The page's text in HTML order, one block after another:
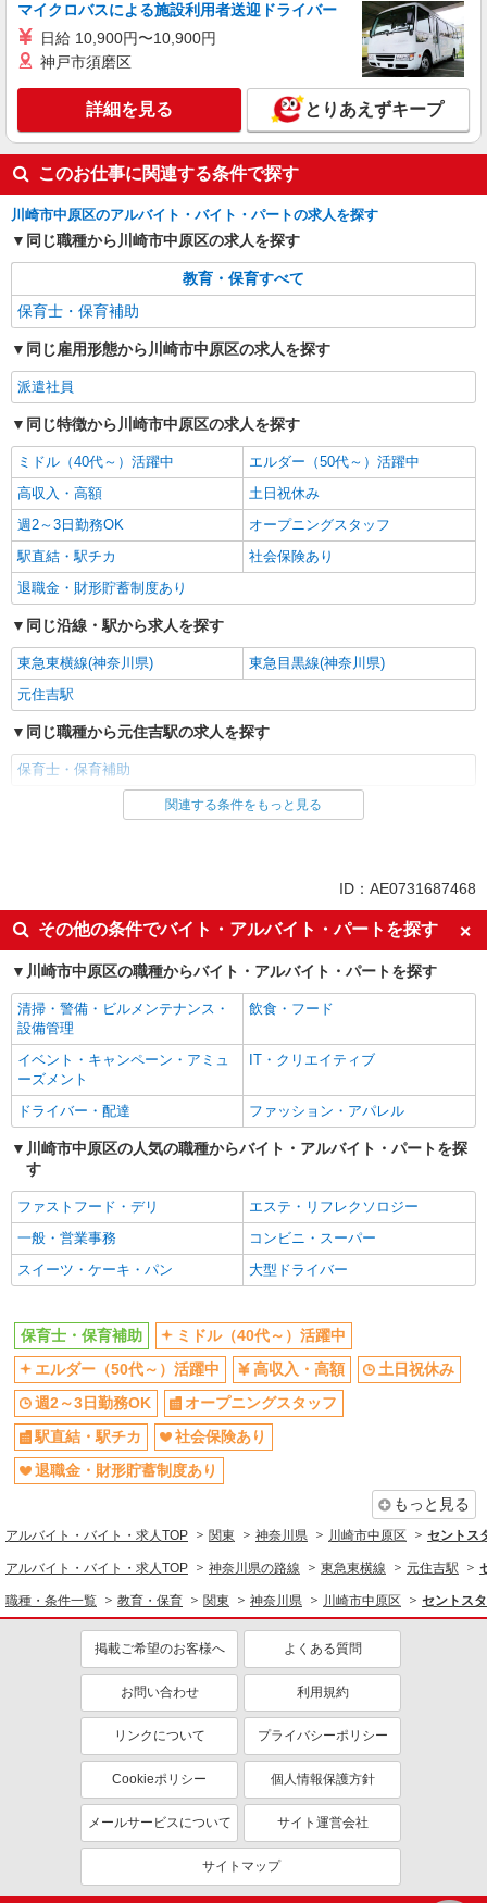
アルバイト パート
株式会社アスカ 横浜支店（jb602335）
時給 1,250円 〜 1,300円 ※給与幅は経験・能
力により考慮 交通費あり／全額支給 有資格の方：
■しらかし保育園（私立認可保育園） 神奈川県
川崎市中原区上丸子山王町11454
派遣社員
株式会社アスカ 横浜支店（jb374983）
企業内保育園・企業主導型の保育士
時給 1,600円 〜 1,650円 ※給与幅は経験・能
力により考慮 交通費あり／全額支給 ※交通費によ
■ブルーベル元住吉保育園（企業内保育園・企
－１７
マイクロバスによる施設利用者送迎ドライバー
日給 10,900円〜10,900円
神戸市須磨区
詳細を見る とりあえずキープ
このお仕事に関連する条件で探す
川崎市中原区のアルバイト・バイト・パートの求人を探す
同じ職種から川崎市中原区の求人を探す
教育・保育すべて
保育士・保育補助
同じ雇用形態から川崎市中原区の求人を探す
派遣社員
同じ特徴から川崎市中原区の求人を探す
ミドル（40代～）活躍中
エルダー（50代～）活躍中
高収入・高額
土日祝休み
週2～3日勤務OK
オープニングスタッフ
駅直結・駅チカ
社会保険あり
退職金・財形貯蓄制度あり
同じ沿線・駅から求人を探す
東急東横線(神奈川県)
東急目黒線(神奈川県)
元住吉駅
同じ職種から元住吉駅の求人を探す
保育士・保育補助
同じ雇用形態から元住吉駅の求人を探す
ミドル（40代～）活躍中
エルダー（50代～）活躍中
高収入・高額
土日祝休み
週2～3日勤務OK
オープニングスタッフ
駅直結・駅チカ
社会保険あり
退職金・財形貯蓄制度あり
同じ職種から求人を探す
教育・保育
保育士・保育補助
同じ特徴から求人を探す
ミドル（40代～）活躍中
土日祝休み
週2～3日勤務OK
オープニングスタッフ
関連する条件をもっと見る
ID：AE0731687468
その他の条件でバイト・アルバイト・パートを探す
川崎市中原区の職種からバイト・アルバイト・パートを探す
清掃・警備・ビルメンテナンス・
設備管理
飲食・フード
イベント・キャンペーン・アミュ
ーズメント
IT・クリエイティブ
ドライバー・配達 ファッション・アパレル
川崎市中原区の人気の職種からバイト・アルバイト・パートを探
す
ファストフード・デリ
エステ・リフレクソロジー
一般・営業事務
コンビニ・スーパー
スイーツ・ケーキ・パン
大型ドライバー
保育士・保育補助
ミドル（40代～）活躍中
エルダー（50代～）活躍中
高収入・高額
土日祝休み
週2～3日勤務OK
オープニングスタッフ
駅直結・駅チカ
社会保険あり
退職金・財形貯蓄制度あり
もっと見る
アルバイト・バイト・求人TOP 関東 神奈川県 川崎市中原区 セントス
アルバイト・バイト・求人TOP 神奈川県の路線 東急東横線 元住吉駅
職種・条件一覧 教育・保育 関東 神奈川県 川崎市中原区 セントス
掲載ご希望のお客様へ よくある質問
お問い合わせ 利用規約
リンクについて プライバシーポリシー
Cookieポリシー 個人情報保護方針
メールサービスについて サイト運営会社
サイトマップ